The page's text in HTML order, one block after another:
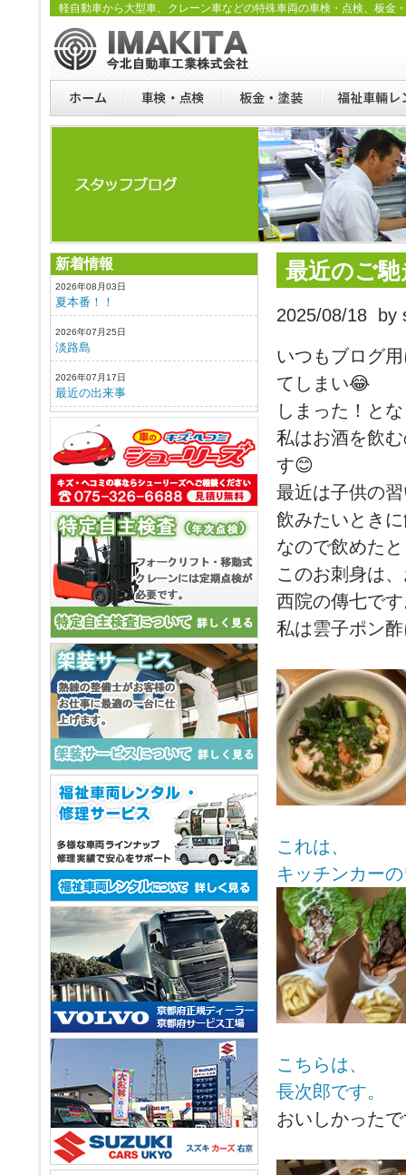
軽自動車から大型車、クレーン車などの特殊車両の車検・点検、板金
新着情報
2026年08月03日
夏本番！！
2026年07月25日
淡路島
2026年07月17日
最近の出来事
最近のご馳
2025/08/18 by
いつもブログ
てしまい😂
しまった！と
私はお酒を飲
す😊
最近は子供の
飲みたいとき
なので飲めた
このお刺身は
西院の傳七で
私は雲子ポン
これは、
キッチンカー
こちらは、
長次郎です。
おいしかった